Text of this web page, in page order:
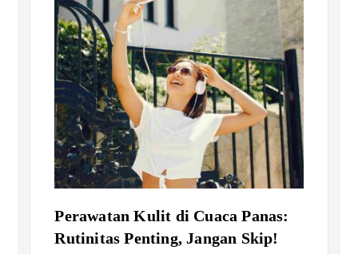
Perawatan Kulit di Cuaca Panas:
Rutinitas Penting, Jangan Skip!